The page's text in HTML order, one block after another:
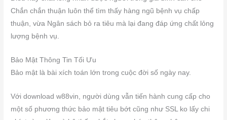
Chắn chắn thuận luôn thể tìm thấy hàng ngũ bệnh vụ chấp
thuận, vừa Ngân sách bỏ ra tiêu mà lại đang đáp ứng chất lỏng
lượng bệnh vụ.
Bảo Mật Thông Tin Tối Ưu
Bảo mật là bài xích toán lớn trong cuộc đời số ngày nay.
Với download w88vin, người dùng vẫn tiến hành cung cấp cho
một số phương thức bảo mật tiêu bớt cũng như SSL ko lấy chi